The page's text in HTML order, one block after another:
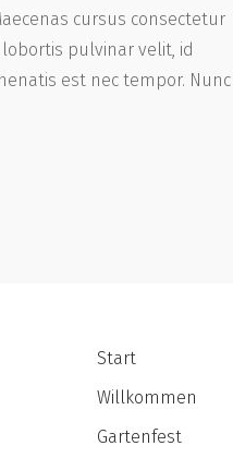
cursus consectetur
pulvinar velit, id
est nec tempor. Nunc
Start
Willkommen
Gartenfest